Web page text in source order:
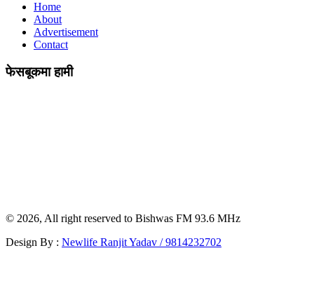
Home
About
Advertisement
Contact
फेसबूकमा हामी
© 2026, All right reserved to Bishwas FM 93.6 MHz
Design By : Newlife Ranjit Yadav /9814232702